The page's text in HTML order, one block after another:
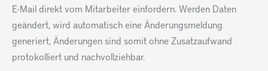
E-Mail direkt vom Mitarbeiter einfordern. Werden Daten
geändert, wird automatisch eine Änderungsmeldung
generiert, Änderungen sind somit ohne Zusatzaufwand
protokolliert und nachvollziehbar.